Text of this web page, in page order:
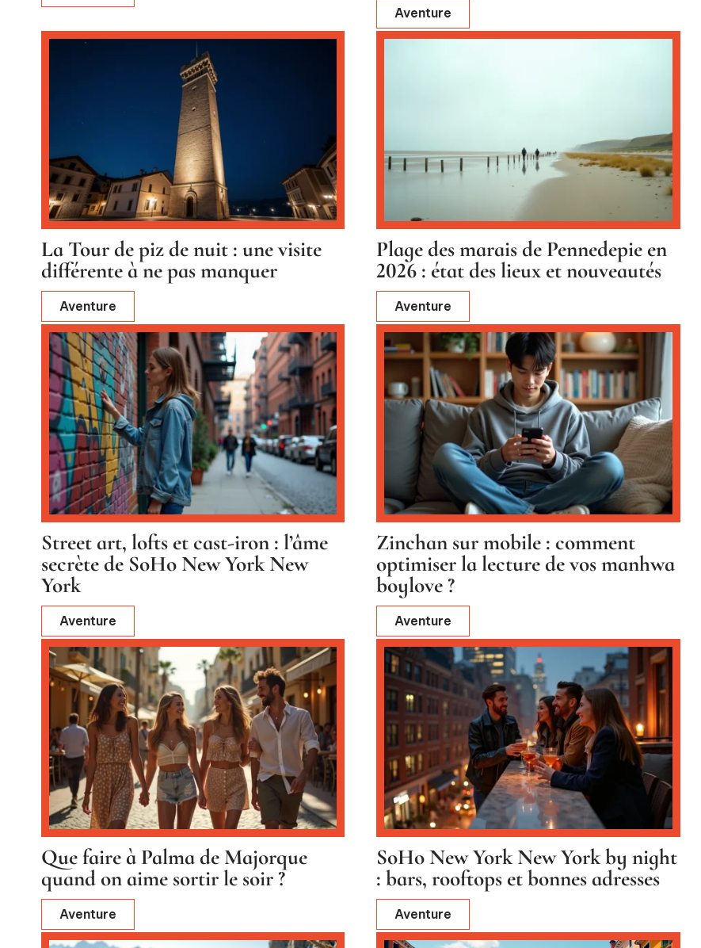
Aventure
La Tour de piz de nuit : une visite
différente à ne pas manquer
Aventure
Plage des marais de Pennedepie en
2026 : état des lieux et nouveautés
Aventure
Street art, lofts et cast-iron : l’âme
secrète de SoHo New York New
York
Aventure
Zinchan sur mobile : comment
optimiser la lecture de vos manhwa
boylove ?
Aventure
Que faire à Palma de Majorque
quand on aime sortir le soir ?
Aventure
SoHo New York New York by night
: bars, rooftops et bonnes adresses
Aventure